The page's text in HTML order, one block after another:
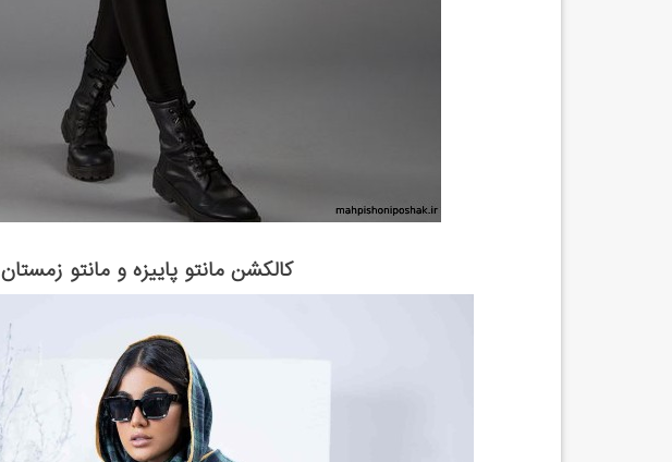
کالکشن مانتو پاییزه و مانتو زمستان